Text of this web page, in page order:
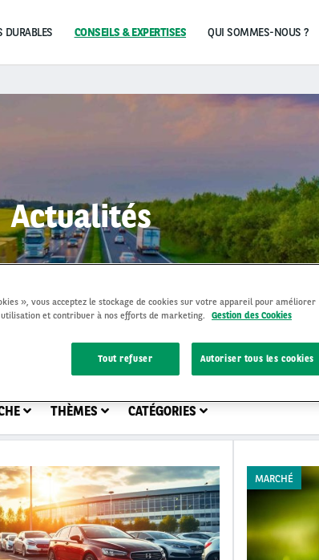
DURABLES CONSEILS & EXPERTISES QUI SOMMES-NOUS ?‏‎
Actualités
THÈMES CATÉGORIES
MARCHÉ
», vous acceptez le stockage de cookies sur votre appareil pour améliorer
et contribuer à nos efforts de marketing.
Gestion des Cookies
Tout refuser Autoriser tous les cookies